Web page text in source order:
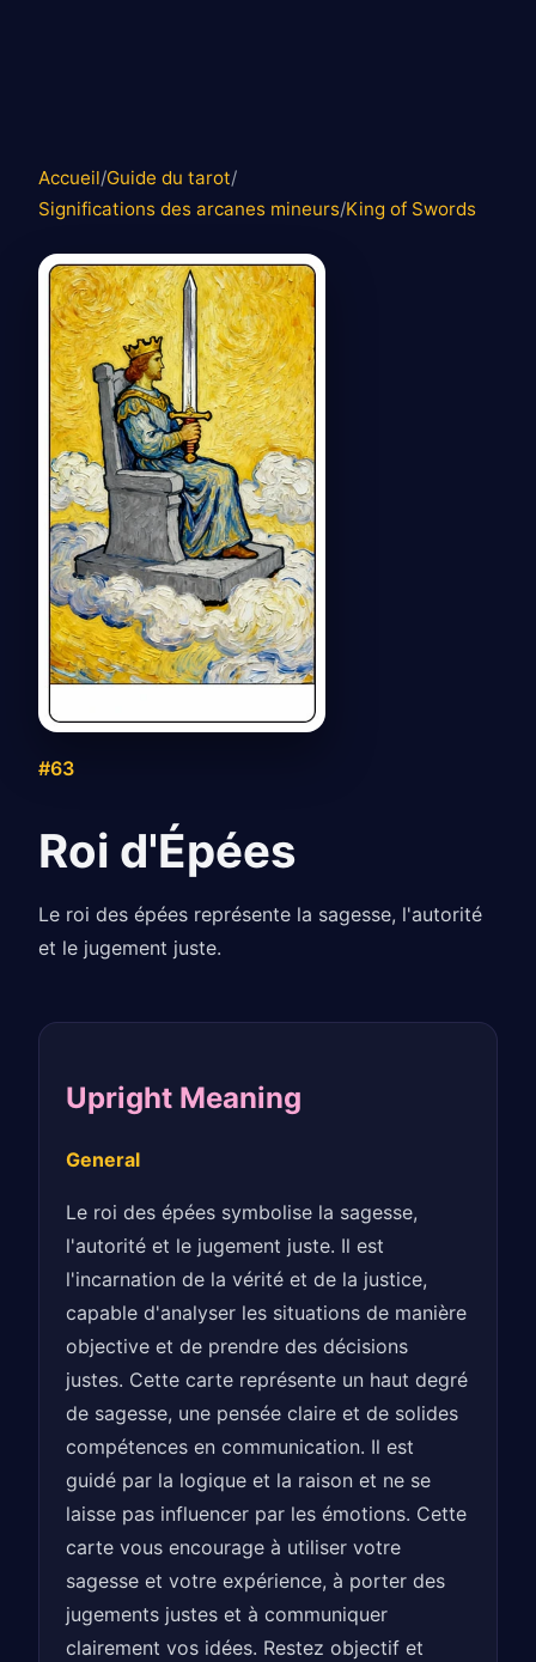
Accueil/Guide du tarot/
Significations des arcanes mineurs/King of Swords
#63
Roi d'Épées
Le roi des épées représente la sagesse, l'autorité
et le jugement juste.
Upright Meaning
General
Le roi des épées symbolise la sagesse,
l'autorité et le jugement juste. Il est
l'incarnation de la vérité et de la justice,
capable d'analyser les situations de manière
objective et de prendre des décisions
justes. Cette carte représente un haut degré
de sagesse, une pensée claire et de solides
compétences en communication. Il est
guidé par la logique et la raison et ne se
laisse pas influencer par les émotions. Cette
carte vous encourage à utiliser votre
sagesse et votre expérience, à porter des
jugements justes et à communiquer
clairement vos idées. Restez objectif et